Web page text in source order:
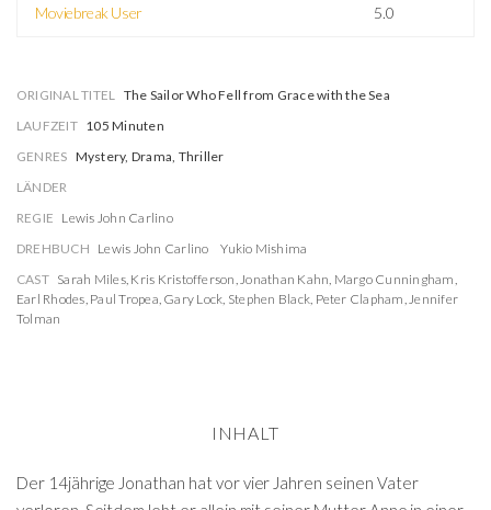
Moviebreak User 5.0
ORIGINAL TITEL The Sailor Who Fell from Grace with the Sea
LAUFZEIT 105 Minuten
GENRES Mystery, Drama, Thriller
LÄNDER
REGIE Lewis John Carlino
DREHBUCH Lewis John Carlino
Yukio Mishima
CAST Sarah Miles, Kris Kristofferson,Jonathan Kahn, Margo Cunningham,
Earl Rhodes, Paul Tropea, Gary Lock, Stephen Black, Peter Clapham,Jennifer
Tolman
INHALT
Der 14jährige Jonathan hat vor vier Jahren seinen Vater